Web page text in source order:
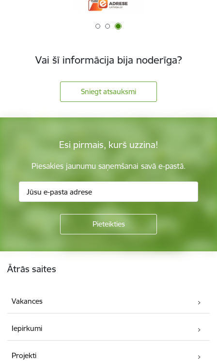
Vai šī informācija bija noderīga?
Sniegt atsauksmi
Esi pirmais, kurš uzzina!
Piesakies jaunumu saņemšanai savā e-pastā.
Ātrās saites
Vakances
Iepirkumi
Projekti